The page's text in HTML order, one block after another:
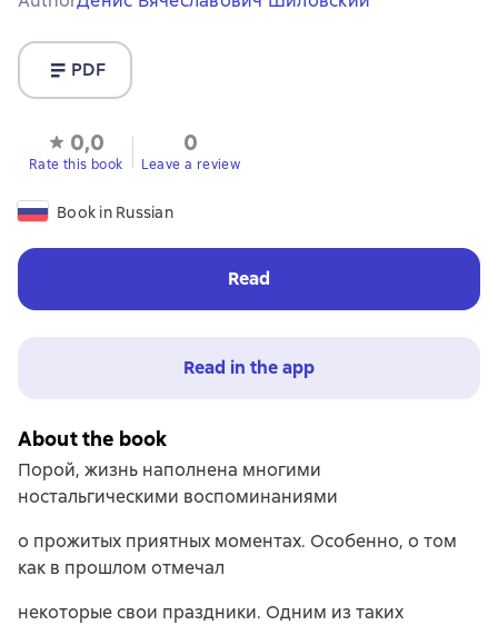
PDF
0,0
Rate this book
0
Leave a review
Book in Russian
Read
Read in the app
About the book
Порой, жизнь наполнена многими
ностальгическими воспоминаниями
о прожитых приятных моментах. Особенно, о том
как в прошлом отмечал
некоторые свои праздники. Одним из таких